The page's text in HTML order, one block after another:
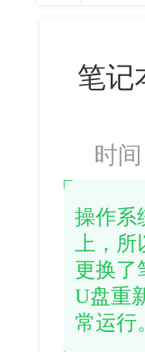
笔记
时
操作系
上，所
更换了
U盘重
常运行